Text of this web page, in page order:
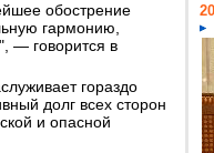
обострение
гармонию,
— говорится в
гораздо
долг всех сторон
и опасной